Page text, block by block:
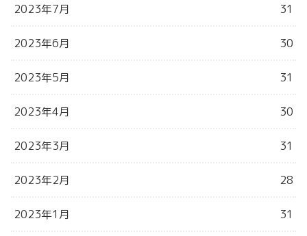
2023年7月 31
2023年6月 30
2023年5月 31
2023年4月 30
2023年3月 31
2023年2月 28
2023年1月 31